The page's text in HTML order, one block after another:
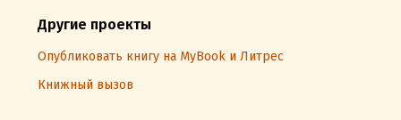
Другие проекты
Опубликовать книгу на MyBook и Литрес
Книжный вызов